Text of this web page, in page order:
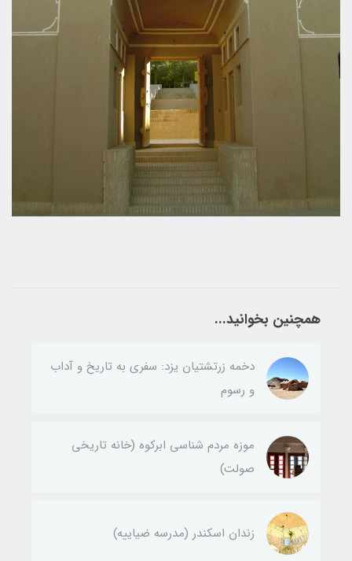
همچنین بخوانید...
دخمه زرتشتیان یزد: سفری به تاریخ و آداب
و رسوم
موزه مردم شناسی ابرکوه (خانه تاریخی
صولت)
زندان اسکندر (مدرسه ضیاییه)